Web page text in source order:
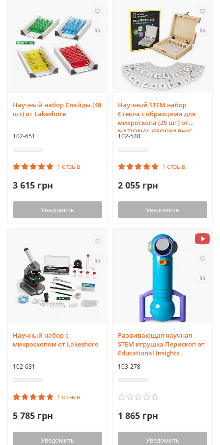
Научный набор Слайды (48
шт) от Lakeshore
102-651
1 отзыв
3 615 грн
Уведомить
Научный STEM набор
Стекла с образцами для
микроскопа (25 шт) от
NATIONAL GEOGRAPHIC
102-548
1 отзыв
2 055 грн
Уведомить
Научный набор с
микроскопом от Lakeshore
102-631
1 отзыв
5 785 грн
Уведомить
Развивающая научная
STEM игрушка Перископ от
Educational Insights
103-278
1 865 грн
Уведомить